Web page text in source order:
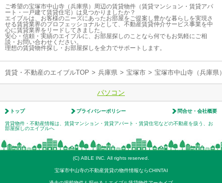
ご希望の宝塚市中山寺（兵庫県）周辺の賃貸物件（賃貸マンション・賃貸アパ
ート・一戸建て賃貸住宅）は見つかりましたか？
エイブルは、お客様のニーズにあったお部屋をご提案し豊かな暮らしを実現さ
せる賃貸業界のプロフェッショナルとして、不動産賃貸仲介サービス事業を中
心に賃貸業界をリードしてきました。
安心・信頼・実績のエイブルに、お部屋探しのことなら何でもお気軽にご相
談・お問い合わせください。
理想の賃貸物件探し・お部屋探しを全力でサポートします。
賃貸・不動産のエイブルTOP > 兵庫県 > 宝塚市 > 宝塚市中山寺（兵庫県
パソコン
トップ プライバシーポリシー 問合せ・会社概要
賃貸物件・不動産情報は、賃貸マンション・賃貸アパート・賃貸住宅などの不動産を扱う、お
部屋探しのエイブルへ
(C) ABLE INC. All rights reserved.
宝塚市中山寺の不動産賃貸の物件情報ならCHINTAI